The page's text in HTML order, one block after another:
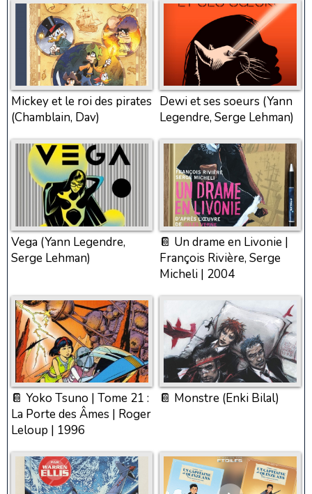
Mickey et le roi des pirates
(Chamblain, Dav)
Dewi et ses soeurs (Yann
Legendre, Serge Lehman)
Vega (Yann Legendre,
Serge Lehman)
📔 Un drame en Livonie |
François Rivière, Serge
Micheli | 2004
📔 Yoko Tsuno | Tome 21 :
La Porte des Âmes | Roger
Leloup | 1996
📔 Monstre (Enki Bilal)